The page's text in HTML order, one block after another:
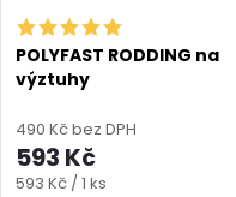
POLYFAST RODDING na
výztuhy
490 Kč bez DPH
593 Kč
Měrná
593 Kč / 1 ks